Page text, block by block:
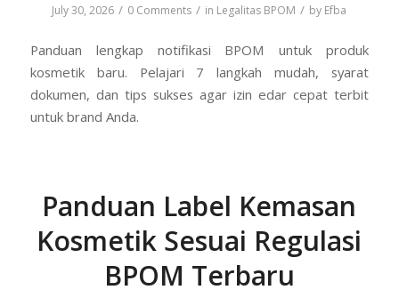
July 30, 2026 / 0 Comments / in Legalitas BPOM / by Efba
Panduan lengkap notifikasi BPOM untuk produk
kosmetik baru. Pelajari 7 langkah mudah, syarat
dokumen, dan tips sukses agar izin edar cepat terbit
untuk brand Anda.
Panduan Label Kemasan
Kosmetik Sesuai Regulasi
BPOM Terbaru